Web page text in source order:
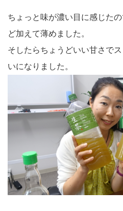
ちょっと味が濃い目に感じた
ど加えて薄めました。
そしたらちょうどいい甘さで
いになりました。